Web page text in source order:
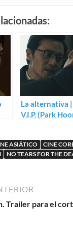
La alternativa |
V.I.P. (Park
ASIÁTICO CINE
NO TEARS FOR THE
Trailer para el